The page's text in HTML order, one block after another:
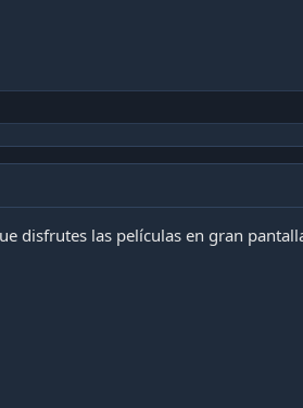
disfrutes las películas en gran